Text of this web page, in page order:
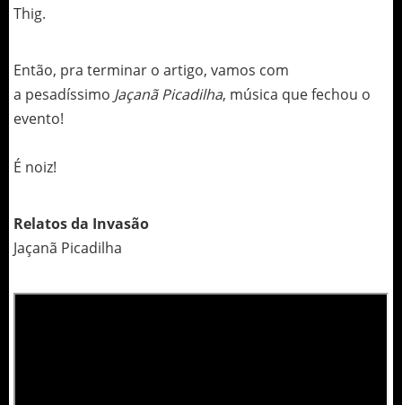
Thig.
Então, pra terminar o artigo, vamos com
a pesadíssimo Jaçanã Picadilha, música que fechou o
evento!
É noiz!
Relatos da Invasão
Jaçanã Picadilha